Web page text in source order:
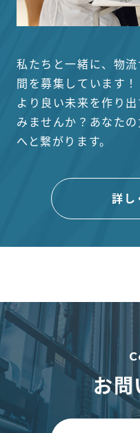
私たちと一緒に、物
間を募集しています！
より良い未来を作り
みませんか？あなた
へと繋がります。
詳し
お問